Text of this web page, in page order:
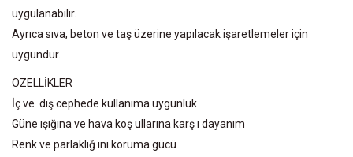
uygulanabilir.
Ayrıca sıva, beton ve taş üzerine yapılacak işaretlemeler için
uygundur.
ÖZELLİKLER
İç ve dış cephede kullanıma uygunluk
Güne ışığına ve hava koş ullarına karş ı dayanım
Renk ve parlaklığ ını koruma gücü